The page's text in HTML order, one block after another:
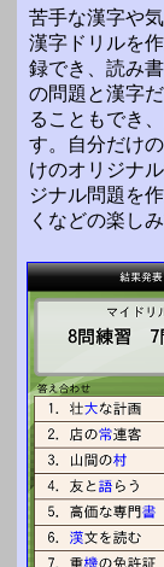
苦手な漢字や
漢字ドリルを
録でき、読み
の問題と漢字
ることもでき
す。自分だけ
けのオリジナ
ジナル問題を
くなどの楽し